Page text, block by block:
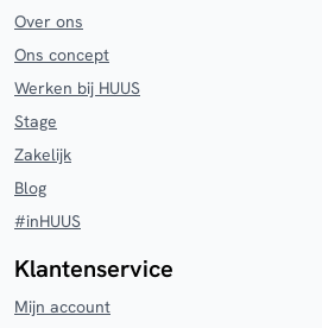
Over ons
Ons concept
Werken bij HUUS
Stage
Zakelijk
Blog
#inHUUS
Klantenservice
Mijn account